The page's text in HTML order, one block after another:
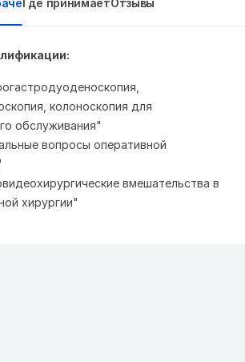
Где принимаетОтзывы
колоноскопия для
обслуживания"
вопросы оперативной
вмешательства в
хирургии"